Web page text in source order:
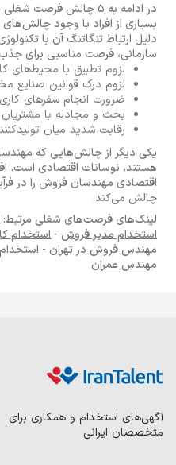
در ادامه به 5 چالش
بسیاری از افراد با وجود
دلیل ارتباط تنگاتنگ آن با
سازمانی، فرصت مناسبی برای
لزوم تطبیق با محیط‌های
لزوم درک قوانین صنایع
ضرورت انجام سفرهای کاری
بحث و مجادله با مشتریان
رقابت شدید میان
یکی دیگر از چالش‌هایی که
هستند، نوسانات اقتصادی است.
اقتصادی مهندسان فروش را در
چالش می‌کند.
لینک‌های فرصت‌های شغلی مرتبط:
استخدام مدیر فروش - استخدام
مهندس فروش در تهران -
مهندس عمران
آگهی‌های استخدام و همکاری برای
متخصصان ایرانی